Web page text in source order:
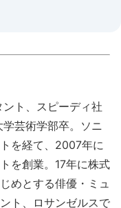
ト、スピーディ社
芸術学部卒。ソニ
を経て、2007年に
を創業。17年に株式
めとする俳優・ミュ
ト、ロサンゼルスで